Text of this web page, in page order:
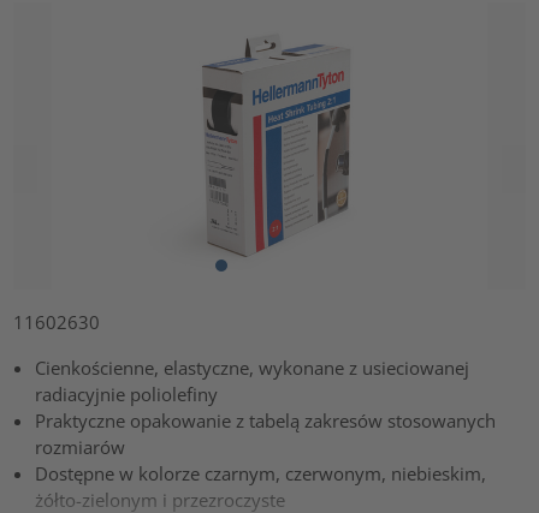
11602630
Cienkościenne, elastyczne, wykonane z usieciowanej
radiacyjnie poliolefiny
Praktyczne opakowanie z tabelą zakresów stosowanych
rozmiarów
Dostępne w kolorze czarnym, czerwonym, niebieskim,
żółto-zielonym i przezroczyste